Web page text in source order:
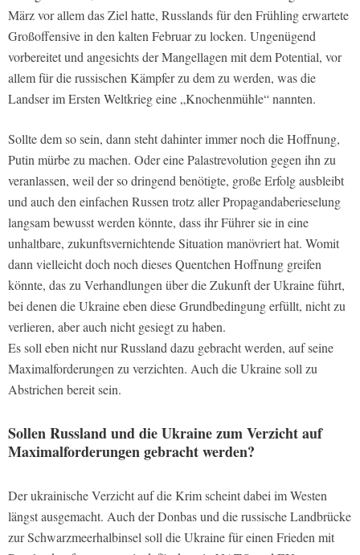
März vor allem das Ziel hatte, Russlands für den Frühling erwartete
Großoffensive in den kalten Februar zu locken. Ungenügend
vorbereitet und angesichts der Mangellagen mit dem Potential, vor
allem für die russischen Kämpfer zu dem zu werden, was die
Landser im Ersten Weltkrieg eine „Knochenmühle“ nannten.
Sollte dem so sein, dann steht dahinter immer noch die Hoffnung,
Putin mürbe zu machen. Oder eine Palastrevolution gegen ihn zu
veranlassen, weil der so dringend benötigte, große Erfolg ausbleibt
und auch den einfachen Russen trotz aller Propagandaberieselung
langsam bewusst werden könnte, dass ihr Führer sie in eine
unhaltbare, zukunftsvernichtende Situation manövriert hat. Womit
dann vielleicht doch noch dieses Quentchen Hoffnung greifen
könnte, das zu Verhandlungen über die Zukunft der Ukraine führt,
bei denen die Ukraine eben diese Grundbedingung erfüllt, nicht zu
verlieren, aber auch nicht gesiegt zu haben.
Es soll eben nicht nur Russland dazu gebracht werden, auf seine
Maximalforderungen zu verzichten. Auch die Ukraine soll zu
Abstrichen bereit sein.
Sollen Russland und die Ukraine zum Verzicht auf
Maximalforderungen gebracht werden?
Der ukrainische Verzicht auf die Krim scheint dabei im Westen
längst ausgemacht. Auch der Donbas und die russische Landbrücke
zur Schwarzmeerhalbinsel soll die Ukraine für einen Frieden mit